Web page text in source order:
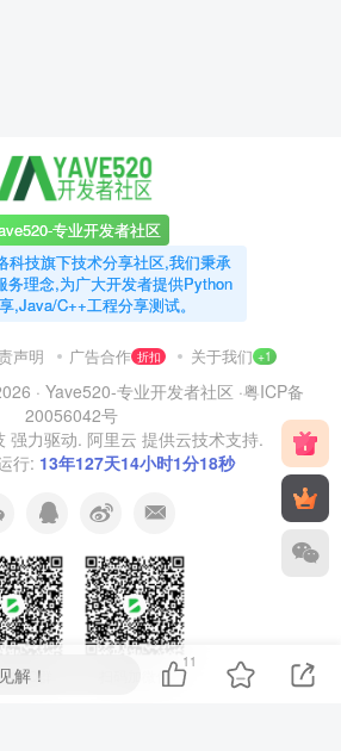
专业开发者社区
技旗下技术分享社区,我们秉承
务理念,为广大开发者提供Python
,Java/C++工程分享测试。
声明 广告合作 折扣 关于我们 +1
· Yave520-专业开发者社区 ·粤ICP备
20056042号
强力驱动. 阿里云 提供云技术支持.
行: 13年127天14小时1分18秒
QQ群 扫码加微信
解！
11